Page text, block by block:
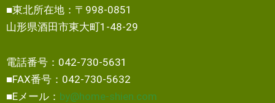
■東北所在地：〒998-0851
山形県酒田市東大町1-48-29
電話番号：042-730-5631
■FAX番号：042-730-5632
■Eメール： by@home-shien.com